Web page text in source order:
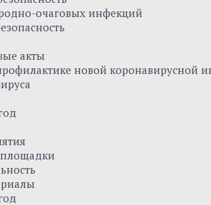
очаговых инфекций
акты
новой коронавирусной
площадки